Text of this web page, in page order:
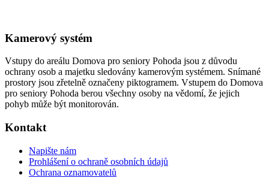
Kamerový systém
Vstupy do areálu Domova pro seniory Pohoda jsou z důvodu
ochrany osob a majetku sledovány kamerovým systémem. Snímané
prostory jsou zřetelně označeny piktogramem. Vstupem do Domova
pro seniory Pohoda berou všechny osoby na vědomí, že jejich
pohyb může být monitorován.
Kontakt
Napište nám
Prohlášení o ochraně osobních údajů
Ochrana oznamovatelů